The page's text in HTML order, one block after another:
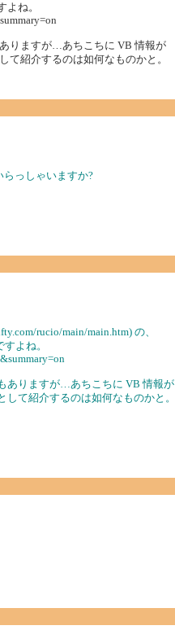
よね。
りますが…あちこちに VB 情報が
て紹介するのは如何なものかと。
らっしゃいますか?
rucio/main/main.htm) の、
よね。
ありますが…あちこちに VB 情報が
て紹介するのは如何なものかと。